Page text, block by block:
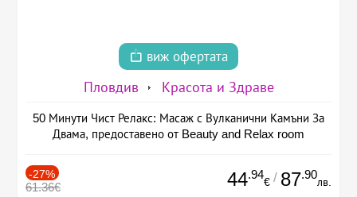
виж офертата
Пловдив Красота и Здраве
50 Минути Чист Релакс: Масаж с Вулканични Камъни За
Двама, предоставено от Beauty and Relax room
-27%
61.36€ 44.94
€ / 87.90
лв.